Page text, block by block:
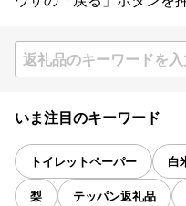
いま注目のキーワード
トイレットペーパー 白
梨 テッパン返礼品